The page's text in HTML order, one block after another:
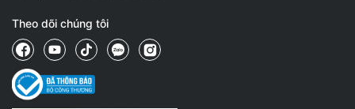
Theo dõi chúng tôi